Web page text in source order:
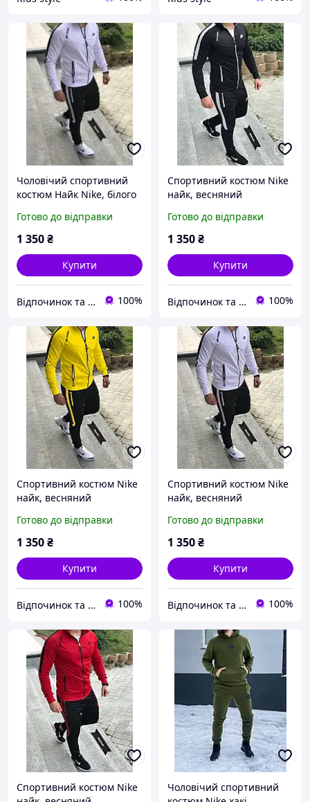
Чоловічий спортивний
костюм Найк Nike, білого
Сезон Весна-Літо
Готово до відправки
1 350₴
Купити
Відпочинок та рибалка 100%
Спортивний костюм Nike
найк, весняний
чоловічий спортивний
костюм
Готово до відправки
1 350₴
Купити
Відпочинок та рибалка 100%
Спортивний костюм Nike
найк, весняний
чоловічий спортивний
костюм
Готово до відправки
1 350₴
Купити
Відпочинок та рибалка 100%
Спортивний костюм Nike
найк, весняний
чоловічий спортивний
костюм
Готово до відправки
1 350₴
Купити
Відпочинок та рибалка 100%
Спортивний костюм Nike
Чоловічий спортивний